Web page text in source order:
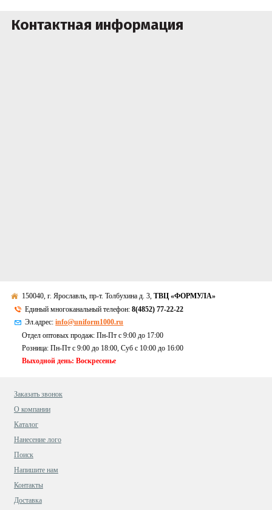
Контактная информация
150040, г. Ярославль, пр-т. Толбухина д. 3,ТВЦ «ФОРМУЛА»
Единый многоканальный телефон:8(4852) 77-22-22
Эл.адрес:info@uniform1000.ru
Отдел оптовых продаж: Пн-Пт с 9:00 до 17:00
Розница: Пн-Пт с 9:00 до 18:00, Суб c 10:00 до 16:00
Выходной день: Воскресенье
Заказать звонок
О компании
Каталог
Нанесение лого
Поиск
Напишите нам
Контакты
Доставка